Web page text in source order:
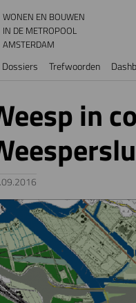
WONEN EN BOUWEN
IN DE METROPOOL
AMSTERDAM
Dossiers Trefwoorden
in